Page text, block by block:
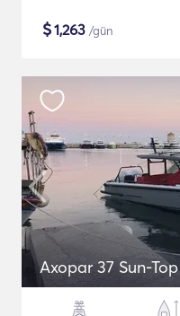
$1,263 /gün
Axopar 37 Sun-Top